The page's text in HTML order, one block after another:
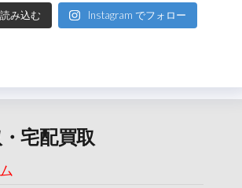
み込む Instagram でフォロー
宅配買取